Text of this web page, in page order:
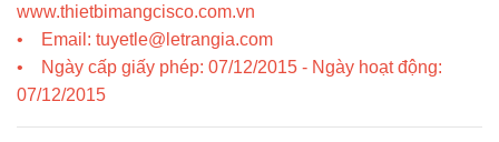
www.thietbimangcisco.com.vn
• Email: tuyetle@letrangia.com
• Ngày cấp giấy phép: 07/12/2015 - Ngày hoạt động:
07/12/2015